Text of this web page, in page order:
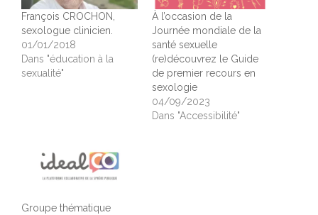
François CROCHON,
sexologue clinicien.
01/01/2018
Dans "éducation à la
sexualité"
À l’occasion de la
Journée mondiale de la
santé sexuelle
(re)découvrez le Guide
de premier recours en
sexologie
04/09/2023
Dans "Accessibilité"
Groupe thématique